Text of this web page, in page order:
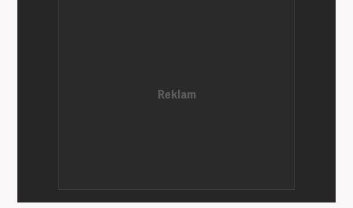
grafik ve video hazırladım. Kariyerime Haber7'de